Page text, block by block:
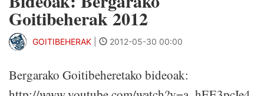
Goitibeherak 2012
GOITIBEHERAK 2012-05-30 00:00
Bergarako Goitibeheretako bideoak: